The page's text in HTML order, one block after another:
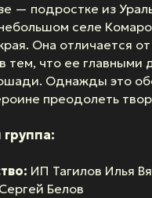
— подростке из
селе
Она отличается
тем, что ее главными
Однажды это
преодолеть
ИП Тагилов Илья
Сергей Белов